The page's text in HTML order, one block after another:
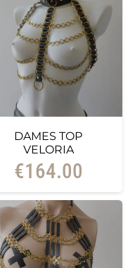
DAMES TOP
VELORIA
€164.00